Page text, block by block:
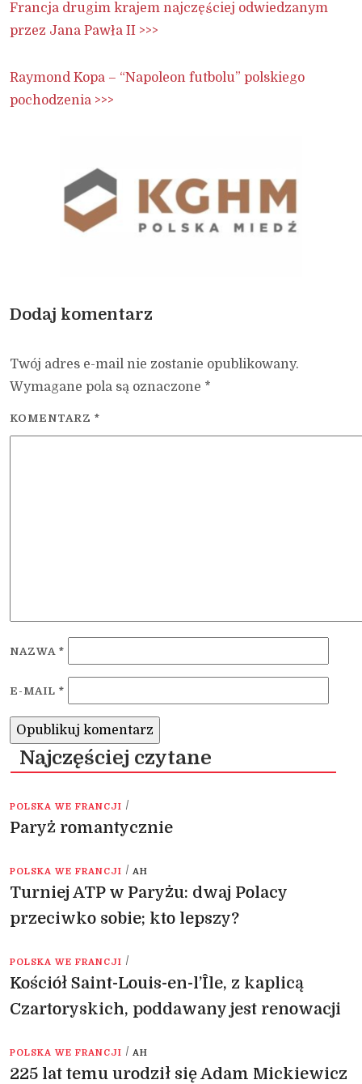
Francja drugim krajem najczęściej odwiedzanym
przez Jana Pawła II >>>
Raymond Kopa – “Napoleon futbolu” polskiego
pochodzenia >>>
Dodaj komentarz
Twój adres e-mail nie zostanie opublikowany.
Wymagane pola są oznaczone *
KOMENTARZ *
NAZWA *
E-MAIL *
Najczęściej czytane
POLSKA WE FRANCJI /
Paryż romantycznie
POLSKA WE FRANCJI / AH
Turniej ATP w Paryżu: dwaj Polacy
przeciwko sobie; kto lepszy?
POLSKA WE FRANCJI /
Kościół Saint-Louis-en-l’Île, z kaplicą
Czartoryskich, poddawany jest renowacji
POLSKA WE FRANCJI / AH
225 lat temu urodził się Adam Mickiewicz